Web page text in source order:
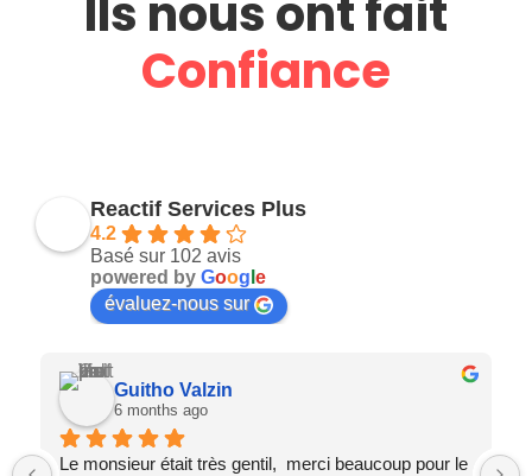
Ils nous ont fait
Confiance
Reactif Services Plus
4.2
Basé sur 102 avis
powered by Goog e
évaluez-nous sur
Faria Diolinda
6 months ago
Parfait, honnêtement Hedy c’est montré d’une